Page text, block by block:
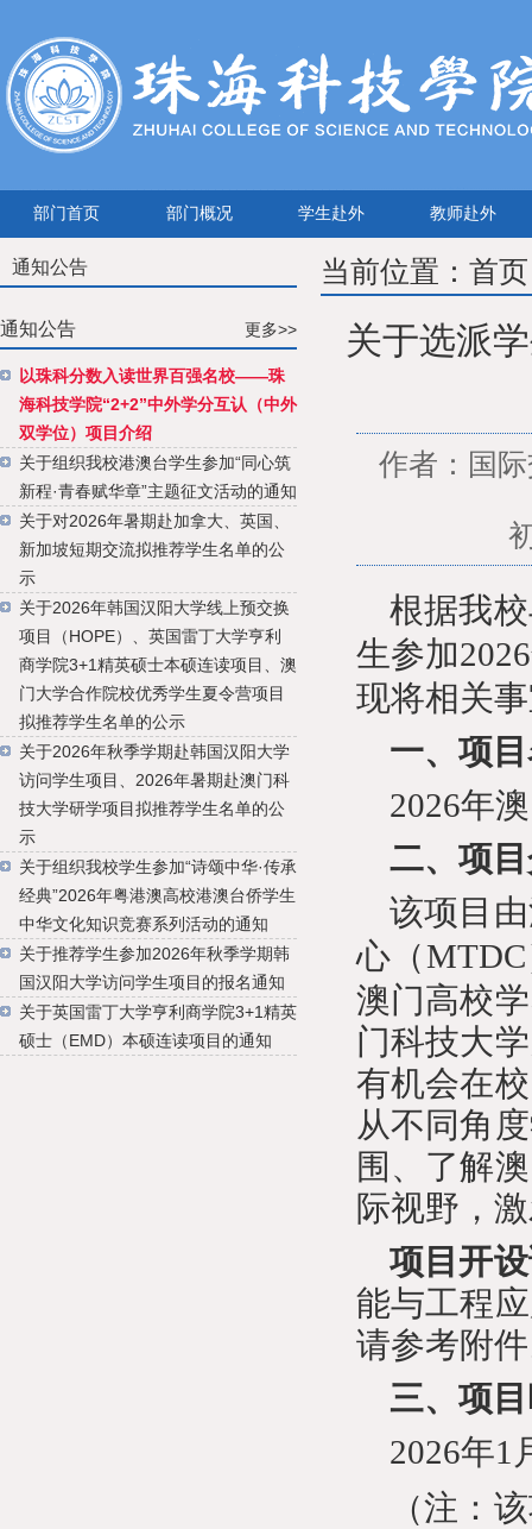
部门首页 部门概况 学生赴外 教师赴外
通知公告
通知公告 更多>>
以珠科分数入读世界百强名校——珠
海科技学院“2+2”中外学分互认（中外
双学位）项目介绍
关于组织我校港澳台学生参加“同心筑
新程·青春赋华章”主题征文活动的通知
关于对2026年暑期赴加拿大、英国、
新加坡短期交流拟推荐学生名单的公
示
关于2026年韩国汉阳大学线上预交换
项目（HOPE）、英国雷丁大学亨利
商学院3+1精英硕士本硕连读项目、澳
门大学合作院校优秀学生夏令营项目
拟推荐学生名单的公示
关于2026年秋季学期赴韩国汉阳大学
访问学生项目、2026年暑期赴澳门科
技大学研学项目拟推荐学生名单的公
示
关于组织我校学生参加“诗颂中华·传承
经典”2026年粤港澳高校港澳台侨学生
中华文化知识竞赛系列活动的通知
关于推荐学生参加2026年秋季学期韩
国汉阳大学访问学生项目的报名通知
关于英国雷丁大学亨利商学院3+1精英
硕士（EMD）本硕连读项目的通知
当前位置： 首页
关于选派
作者：国
根据我
生参加2026
现将相关
一、项
2026年
二、项
该项目
心（
澳门高校
门科技大
有机会在
从不同角
围、了解
际视野，
项目开
能与工程
请参考附
三、项目
2026年1
（注：